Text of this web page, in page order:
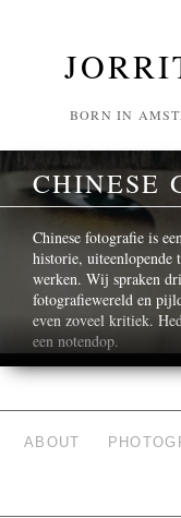
BORN IN
CHINESE
Chinese fotografie is
historie, uiteenlopende
werken. Wij spraken
fotografiewereld en
even zoveel kritiek.
een notendop.
ABOUT